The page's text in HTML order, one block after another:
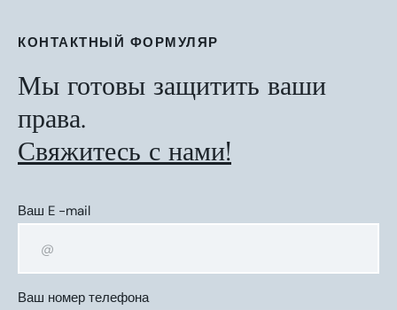
КОНТАКТНЫЙ ФОРМУЛЯР
Мы готовы защитить ваши
права.
Свяжитесь с нами!
Ваш E -mail
Ваш номер телефона